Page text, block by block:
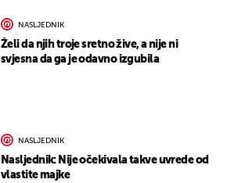
NASLJEDNIK
Želi da njih troje sretno žive, a nije ni
svjesna da ga je odavno izgubila
NASLJEDNIK
Nasljednik: Nije očekivala takve uvrede od
vlastite majke